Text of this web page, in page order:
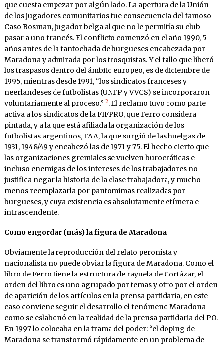
que cuesta empezar por algún lado. La apertura de la Unión
de los jugadores comunitarios fue consecuencia del famoso
Caso Bosman, jugador belga al que no le permitía su club
pasar a uno francés. El conflicto comenzó en el año 1990, 5
años antes de la fantochada de burgueses encabezada por
Maradona y admirada por los trosquistas. Y el fallo que liberó
los traspasos dentro del ámbito europeo, es de diciembre de
1995, mientras desde 1991, “los sindicatos franceses y
neerlandeses de futbolistas (UNFP y VVCS) se incorporaron
voluntariamente al proceso.” 2. El reclamo tuvo como parte
activa a los sindicatos de la FIFPRO, que Ferro considera
pintada, y a la que está afiliada la organización de los
futbolistas argentinos, FAA, la que surgió de las huelgas de
1931, 1948/49 y encabezó las de 1971 y 75. El hecho cierto que
las organizaciones gremiales se vuelven burocráticas e
incluso enemigas de los intereses de los trabajadores no
justifica negar la historia de la clase trabajadora, y mucho
menos reemplazarla por pantomimas realizadas por
burgueses, y cuya existencia es absolutamente efímera e
intrascendente.
Como engordar (más) la figura de Maradona
Obviamente la reproducción del relato peronista y
nacionalista no puede obviar la figura de Maradona. Como el
libro de Ferro tiene la estructura de rayuela de Cortázar, el
orden del libro es uno agrupado por temas y otro por el orden
de aparición de los artículos en la prensa partidaria, en este
caso conviene seguir el desarrollo el fenómeno Maradona
como se eslabonó en la realidad de la prensa partidaria del PO.
En 1997 lo colocaba en la trama del poder: “el doping de
Maradona se transformó rápidamente en un problema de